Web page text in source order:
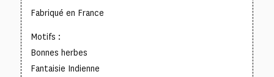
Fabriqué en France
Motifs :
Bonnes herbes
Fantaisie Indienne